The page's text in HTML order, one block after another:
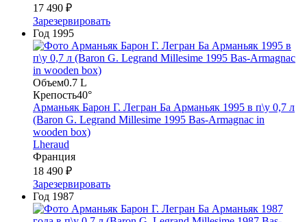
17 490 ₽
Зарезервировать
Год 1995
Объем0.7 L
Крепость40°
Арманьяк Барон Г. Легран Ба Арманьяк 1995 в п\у 0,7 л
(Baron G. Legrand Millesime 1995 Bas-Armagnac in
wooden box)
Lheraud
Франция
18 490 ₽
Зарезервировать
Год 1987